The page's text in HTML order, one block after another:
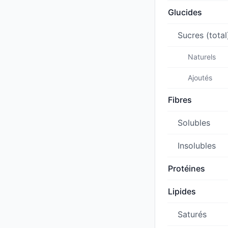
Glucides
Sucres
Naturels
Ajoutés
Fibres
Solubles
Insolubles
Protéines
Lipides
Saturés